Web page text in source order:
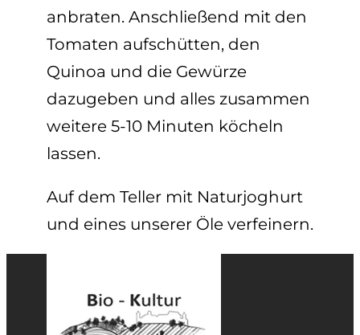
anbraten. Anschließend mit den
Tomaten aufschütten, den
Quinoa und die Gewürze
dazugeben und alles zusammen
weitere 5-10 Minuten köcheln
lassen.
Auf dem Teller mit Naturjoghurt
und eines unserer Öle verfeinern.